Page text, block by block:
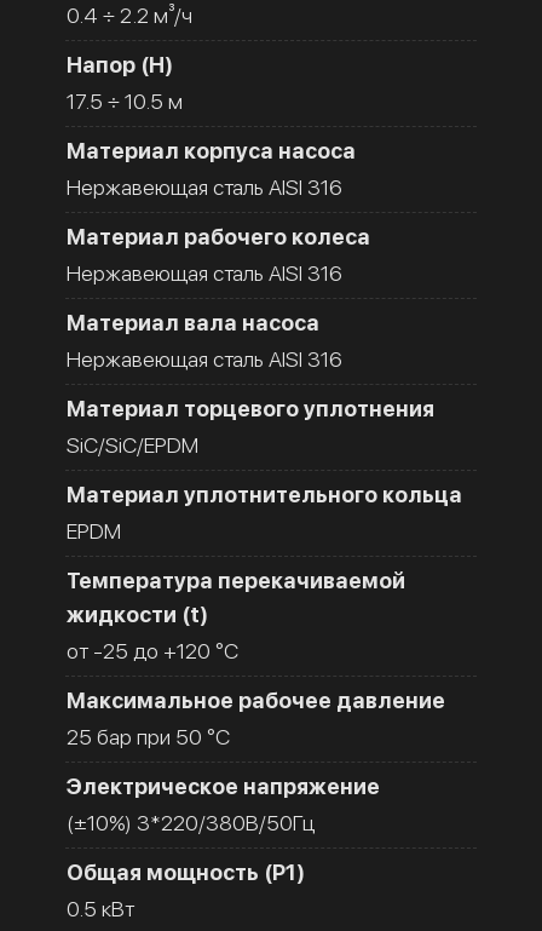
0.4 ÷ 2.2 м³/ч
Напор (H)
17.5 ÷ 10.5 м
Материал корпуса насоса
Нержавеющая сталь AISI 316
Материал рабочего колеса
Нержавеющая сталь AISI 316
Материал вала насоса
Нержавеющая сталь AISI 316
Материал торцевого уплотнения
SiC/SiC/EPDM
Материал уплотнительного кольца
EPDM
Температура перекачиваемой
жидкости (t)
от -25 до +120 °C
Максимальное рабочее давление
25 бар при 50 °C
Электрическое напряжение
(±10%) 3*220/380В/50Гц
Общая мощность (Р1)
0.5 кВт